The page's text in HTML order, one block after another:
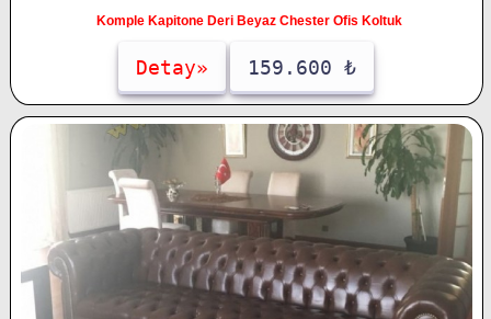
Komple Kapitone Deri Beyaz Chester Ofis Koltuk
Detay» 159.600 ₺